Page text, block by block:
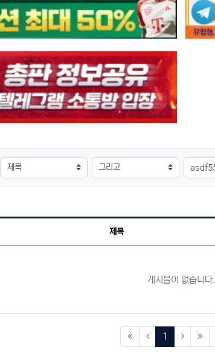
검색대상 검색어
제목
게시물이 없습니다.
1 (current)